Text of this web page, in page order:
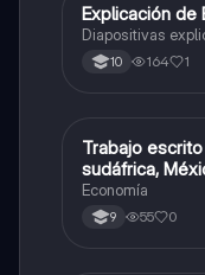
Emprendimiento
Explicación de
Diapositivas
10 164 1
Economía y
Trabajo
sudáfrica,
Economía
9 55 0